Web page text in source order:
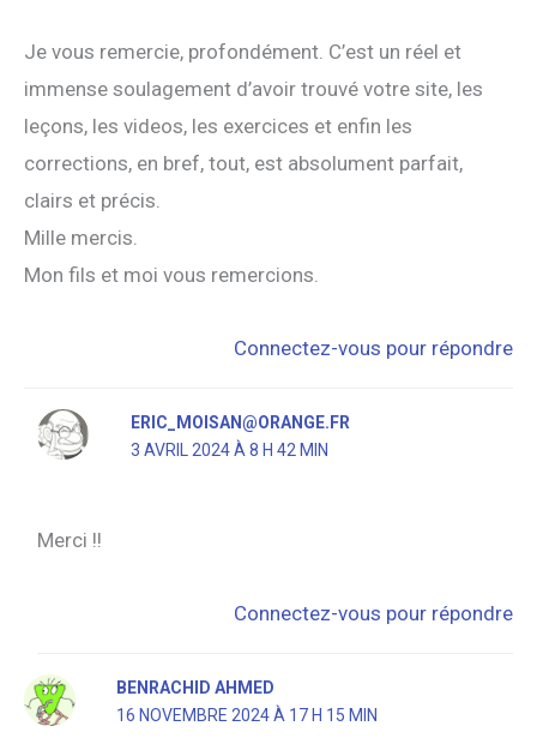
Je vous remercie, profondément. C’est un réel et
immense soulagement d’avoir trouvé votre site, les
leçons, les videos, les exercices et enfin les
corrections, en bref, tout, est absolument parfait,
clairs et précis.
Mille mercis.
Mon fils et moi vous remercions.
Connectez-vous pour répondre
ERIC_MOISAN@ORANGE.FR
3 AVRIL 2024 À 8 H 42 MIN
Merci !!
Connectez-vous pour répondre
BENRACHID AHMED
16 NOVEMBRE 2024 À 17 H 15 MIN